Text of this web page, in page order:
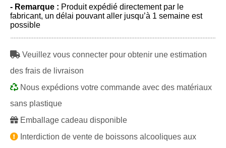
- Remarque : Produit expédié directement par le
fabricant, un délai pouvant aller jusqu’à 1 semaine est
possible
Veuillez vous connecter pour obtenir une estimation
des frais de livraison
Nous expédions votre commande avec des matériaux
sans plastique
Emballage cadeau disponible
Interdiction de vente de boissons alcooliques aux